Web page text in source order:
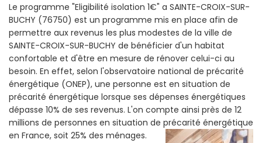
Le programme "Eligibilité isolation 1€" a SAINTE-CROIX-SUR-
BUCHY (76750) est un programme mis en place afin de
permettre aux revenus les plus modestes de la ville de
SAINTE-CROIX-SUR-BUCHY de bénéficier d'un habitat
confortable et d'être en mesure de rénover celui-ci au
besoin. En effet, selon l'observatoire national de précarité
énergétique (ONEP), une personne est en situation de
précarité énergétique lorsque ses dépenses énergétiques
dépasse 10% de ses revenus. L'on compte ainsi près de 12
millions de personnes en situation de précarité énergétique
en France, soit 25% des ménages.